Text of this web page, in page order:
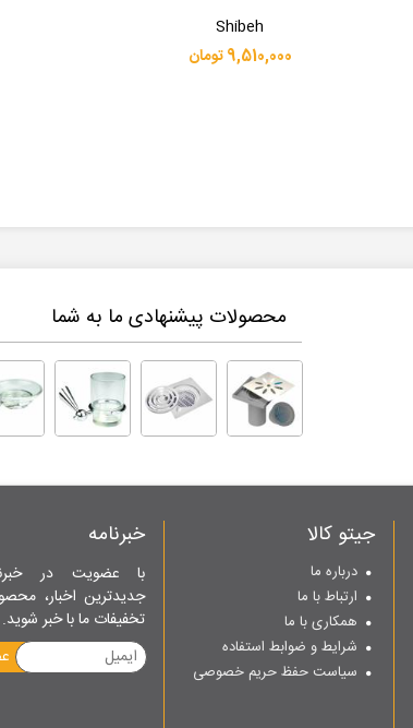
Shibeh
9,510,000 تومان
محصولات پیشنهادی ما به شما
جیتو کالا
درباره ما
ارتباط با ما
همکاری با ما
شرایط و ضوابط استفاده
سیاست حفظ حریم خصوصی
خبرنامه
با عضویت در
جدیدترین اخبار،
تخفیفات ما با خبر شوید.